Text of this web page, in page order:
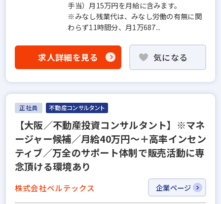
手当）月15万円を月給に含みます。
※みなし残業代は、みなし労働の有無に関
わらず11時間分、月1万687...
求人詳細を見る 気になる
正社員 不動産コンサルタント
【大阪／不動産投資コンサルタント】※マネ
ージャー候補／月給40万円～＋高率インセン
ティブ／万全のサポート体制で販売活動に専
念頂ける環境あり
株式会社ベルテックス 企業ページ